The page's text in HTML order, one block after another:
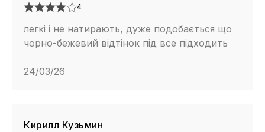
4
легкі і не натирають, дуже подобається що
чорно-бежевий відтінок під все підходить
24/03/26
Кирилл Кузьмин